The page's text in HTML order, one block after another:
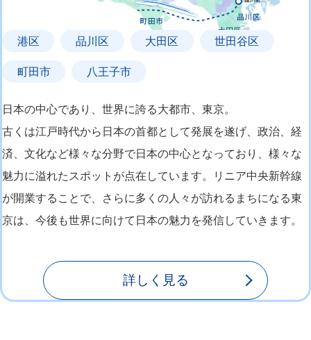
港区 品川区 大田区 世田谷区
町田市 八王子市
日本の中心であり、世界に誇る大都市、東京。
古くは江戸時代から日本の首都として発展を遂げ、政治、経
済、文化など様々な分野で日本の中心となっており、様々な
魅力に溢れたスポットが点在しています。リニア中央新幹線
が開業することで、さらに多くの人々が訪れるまちになる東
京は、今後も世界に向けて日本の魅力を発信していきます。
詳しく見る